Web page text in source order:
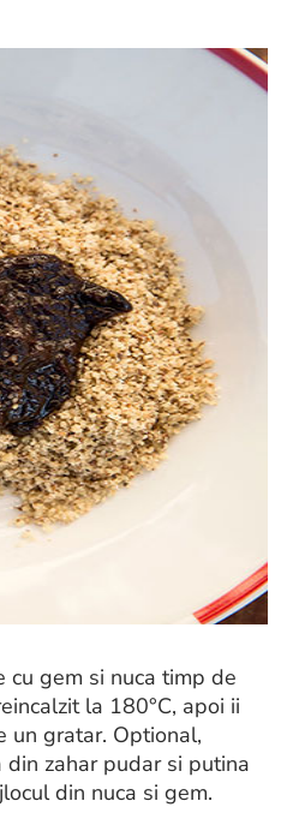
cu gem si nuca timp de
la 180°C, apoi ii
un gratar. Optional,
zahar pudar si putina
din nuca si gem.